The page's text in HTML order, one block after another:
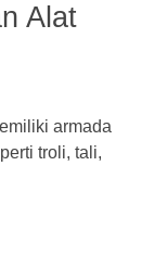
Alat
armada
troli, tali,